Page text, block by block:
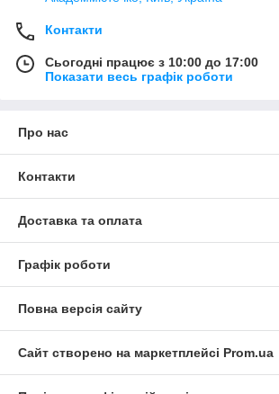
Контакти
Сьогодні працює з 10:00 до 17:00
Показати весь графік роботи
Про нас
Контакти
Доставка та оплата
Графік роботи
Повна версія сайту
Сайт створено на маркетплейсі Prom.ua